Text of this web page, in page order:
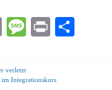
EmailMessage
Print
verletzt
im Integrationskurs